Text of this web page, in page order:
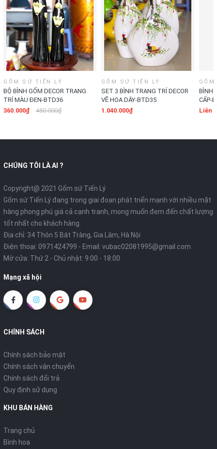
GỐM SỨ TIẾN LÝ
BỘ BÌNH GỐM DECOR TRANG
TRÍ MÀU ĐEN-BTD36
360.000₫
450.000₫
GỐM SỨ TIẾN LÝ
SET 3 BÌNH TRANG TRÍ DECOR
VẼ HOA DÂY-BTD35
1.040.000₫
BÌNH
CẤP-
Liên
CHÚNG TÔI LÀ AI ?
Copyright@ 2021 Gốm sứ Tiến Lý
Gốm sứ Tiến Lý đang trong giai đoạn phát triển mạnh với nhiều mặt
hàng phong phú giá cả cạnh tranh, mong muốn đem đến chất lượng
tốt nhất cho khách hàng.
Địa chỉ: 34 Thôn 5 Bát Tràng, Gia Lâm, Hà Nội
Điện thoại: 0971424799 - Email: vubac02081995@gmail.com
Mở cửa: Thứ 2 - Chủ nhật: 9:00 - 18:00
Mạng xã hội
CHÍNH SÁCH
Chính sách bảo mật
Chính sách vận chuyển
Chính sách đổi trả
Quy định sử dụng
KHU BÁN HÀNG
Trang chủ
Bình hoa